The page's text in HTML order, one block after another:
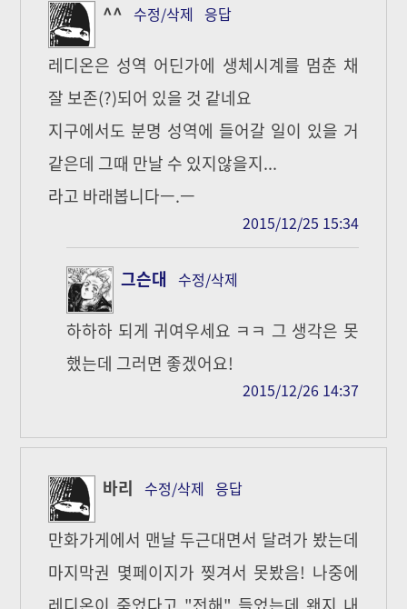
^^ 수정/삭제 응답
레디온은 성역 어딘가에 생체시계를 멈춘 채
잘 보존(?)되어 있을 것 같네요
지구에서도 분명 성역에 들어갈 일이 있을 거
같은데 그때 만날 수 있지않을지...
라고 바래봅니다ㅡ.ㅡ
2015/12/25 15:34
그슨대 수정/삭제
하하하 되게 귀여우세요 ㅋㅋ 그 생각은 못
했는데 그러면 좋겠어요!
2015/12/26 14:37
바리 수정/삭제 응답
만화가게에서 맨날 두근대면서 달려가 봤는데
마지막권 몇페이지가 찢겨서 못봤음! 나중에